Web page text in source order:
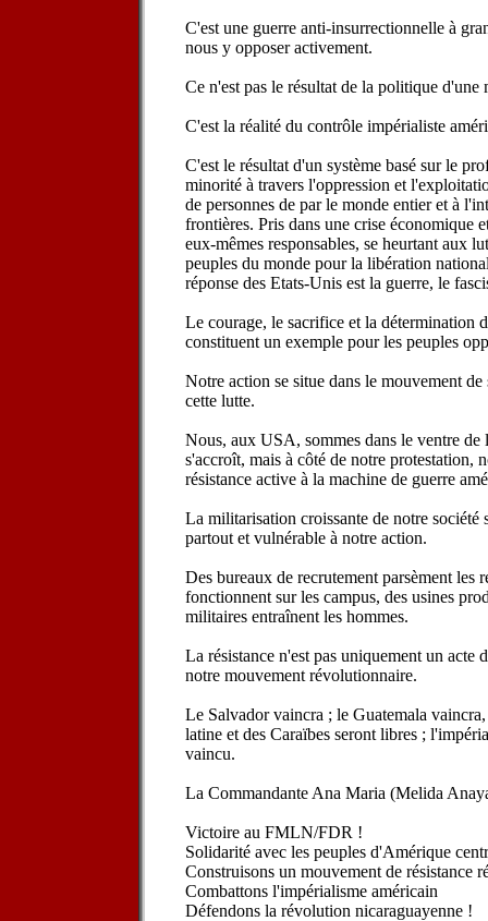
C'est une guerre anti-insurrectionnelle à
nous y opposer activement.
Ce n'est pas le résultat de la politique d'une
C'est la réalité du contrôle impérialiste
C'est le résultat d'un système basé sur le
minorité à travers l'oppression et
de personnes de par le monde entier et à
frontières. Pris dans une crise économique
eux-mêmes responsables, se heurtant aux
peuples du monde pour la libération
réponse des Etats-Unis est la guerre, le
Le courage, le sacrifice et la détermination
constituent un exemple pour les peuples
Notre action se situe dans le mouvement
cette lutte.
Nous, aux USA, sommes dans le ventre de
s'accroît, mais à côté de notre protestation,
résistance active à la machine de guerre
La militarisation croissante de notre société
partout et vulnérable à notre action.
Des bureaux de recrutement parsèment les
fonctionnent sur les campus, des usines
militaires entraînent les hommes.
La résistance n'est pas uniquement un acte
notre mouvement révolutionnaire.
Le Salvador vaincra ; le Guatemala
latine et des Caraïbes seront libres ;
vaincu.
La Commandante Ana Maria (Melida
Victoire au FMLN/FDR !
Solidarité avec les peuples d'Amérique
Construisons un mouvement de résistance
Combattons l'impérialisme américain
Défendons la révolution nicaraguayenne !